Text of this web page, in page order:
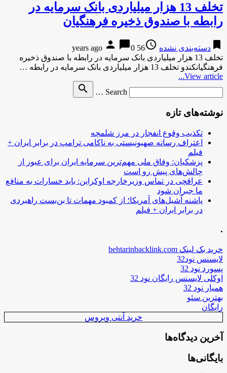
تخلف 13 هزار میلیاردی بانک سرمایه در
رابطه با صندوق ذخیره فرهنگیان
bookmark دسته‌بندی نشده access_time
56 years ago
person chat_bubble0
تخلف 13 هزار میلیاردی بانک سرمایه در رابطه با صندوق ذخیره
فرهنگیانکندو تخلف 13 هزار میلیاردی بانک سرمایه در رابطه …
View article...
Search …
search
نوشته‌های تازه
تکذیب وقوع انفجار در مرز شلمچه
اعتراف رسانه صهیونیستی به ناکامی ترامپ در برابر ایران +
فیلم
پزشکیان: وفاق ملی مهم‌ترین سرمایه ایران برای عبور از
چالش‌های پیش رو است
عراقچی در تماس وزیرخارجه اوکراین: باید خسارات به منافع
ما جبران شود
پاشنه آشیل‌های آمریکا؛ از کمبود مهمات تا بن‌بست راهبردی
در برابر ایران + فیلم
.
خرید بک لینک behtarinbacklink.com
لایسنس نود32
پسورد نود 32
اوکلی لایسنس رایگان نود 32
همیار نود 32
بهترین سئو
رایگان
خرید آنتی ویروس
آخرین دیدگاه‌ها
بایگانی‌ها